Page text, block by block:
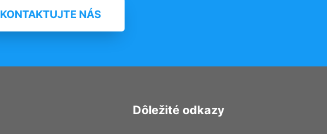
KONTAKTUJTE NÁS
Dôležité odkazy